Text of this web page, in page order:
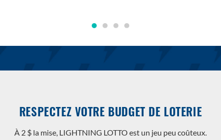
RESPECTEZ VOTRE BUDGET DE LOTERIE
À 2 $ la mise, LIGHTNING LOTTO est un jeu peu coûteux.